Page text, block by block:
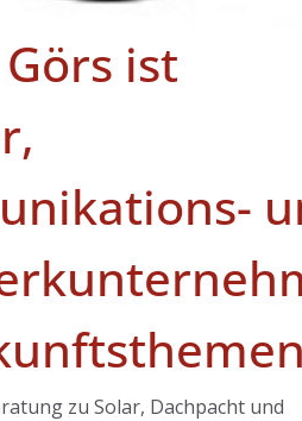
ist
zu Solar, Dachpacht und